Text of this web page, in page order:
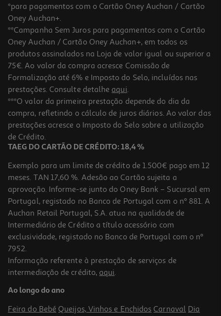
-10%
Livro Observa-Me De Tahereh Mafi
17.96 €/un
19,95 € PVP de editor
17,96 €
-10%
Livro Liberta-Me De Tahereh Mafi
17.96 €/un
PVP de editor
17,96 €
*para pagamentos com o Cartão Oney Auchan / Cartão
Oney Auchan+.
**Campanha Sem Juros para pagamentos com o Cartão
Oney Auchan / Cartão Oney Auchan+, em todos os
produtos assinalados na Loja de valor igual ou superior a
75€. Ao valor da compra acresce Comissão de
Formalização até 6% e Imposto do Selo, incluídos nas
prestações. Consulte detalhe aqui.
***O valor da primeira prestação depende do dia da
compra, refletindo o cálculo de juros diários. Ao valor das
prestações acresce o Imposto do Selo sobre a utilização
de Crédito.
TAEG DO CARTÃO DE CRÉDITO: 18,4 %
Exemplo para um limite de crédito de 1.500€ pago em 12
meses. TAN 17,60 %. Adesão ao Cartão sujeita a
aprovação. Informe-se junto do Oney Bank – Sucursal em
Portugal, registado no Banco de Portugal com o nº 881. A
Auchan Retail Portugal, S.A. atua na qualidade de
Intermediário de Crédito a título acessório com
exclusividade, registado no Banco de Portugal com o nº
7952.
Informação referente à prestação de serviços de
intermediação de crédito, aqui.
Ao longo do ano
Feira do Bebé Queijos, Vinhos e Enchidos Carnaval Dia